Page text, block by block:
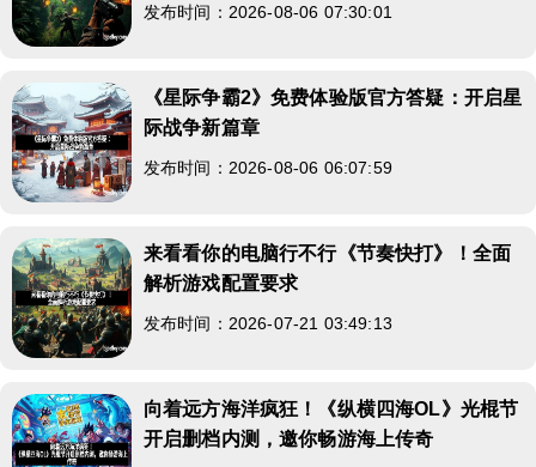
发布时间：2026-08-06 07:30:01
《星际争霸2》免费体验版官方答疑：开启星
际战争新篇章
发布时间：2026-08-06 06:07:59
来看看你的电脑行不行《节奏快打》！全面
解析游戏配置要求
发布时间：2026-07-21 03:49:13
向着远方海洋疯狂！《纵横四海OL》光棍节
开启删档内测，邀你畅游海上传奇